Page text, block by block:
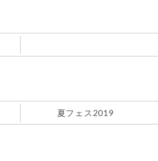
夏フェス2019